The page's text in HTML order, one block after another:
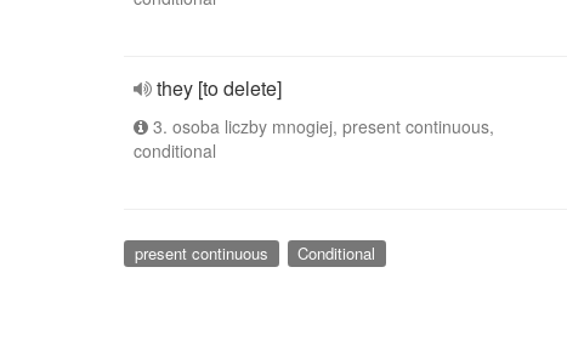
they [to delete]
3. osoba liczby mnogiej, present continuous,
conditional
present continuous Conditional